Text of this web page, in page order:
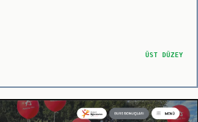
ÜST DÜZEY